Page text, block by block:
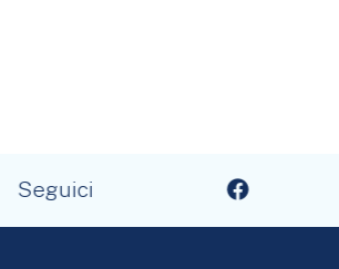
Seguici